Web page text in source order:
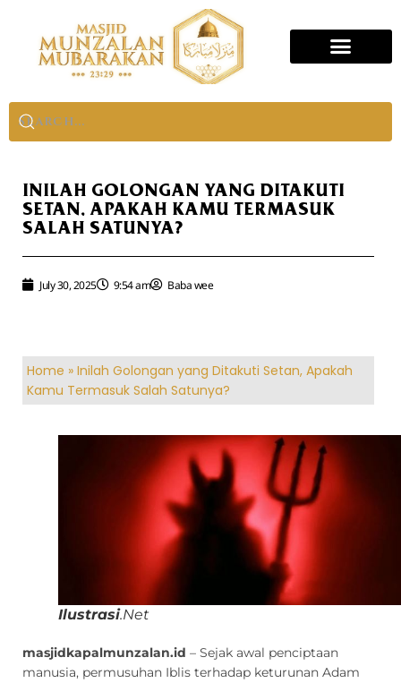
INILAH GOLONGAN YANG DITAKUTI
SETAN, APAKAH KAMU TERMASUK
SALAH SATUNYA?
July 30, 2025 9:54 am Baba wee
Home » Inilah Golongan yang Ditakuti Setan, Apakah
Kamu Termasuk Salah Satunya?
Ilustrasi.Net
masjidkapalmunzalan.id – Sejak awal penciptaan
manusia, permusuhan Iblis terhadap keturunan Adam